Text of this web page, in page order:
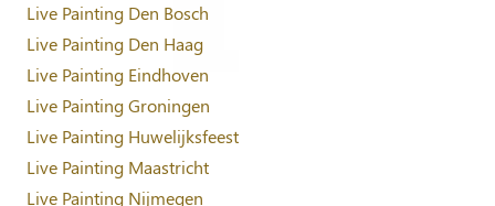
Live Painting Den Bosch
Live Painting Den Haag
Live Painting Eindhoven
Live Painting Groningen
Live Painting Huwelijksfeest
Live Painting Maastricht
Live Painting Nijmegen